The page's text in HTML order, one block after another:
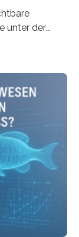
unter der
–
den globalen
Earth
bestehende
sie